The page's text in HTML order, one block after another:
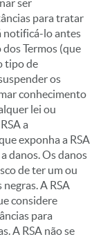
ser
para tratar
notificá-lo antes
Termos (que
tipo de
os
conhecimento
lei ou
a
exponha a RSA
danos. Os danos
de ter um ou
A RSA
considere
para
A RSA não se